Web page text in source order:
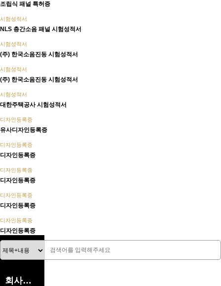
조립식 패널 특허증
시험성적서
NLS 층간소음 패널 시험성적서
시험성적서
(주) 한국소음진동 시험성적서
시험성적서
(주) 한국소음진동 시험성적서
시험성적서
대한주택공사 시험성적서
디자인등록증
유사디자인등록증
디자인등록증
디자인등록증
디자인등록증
디자인등록증
디자인등록증
디자인등록증
디자인등록증
디자인등록증
회사소개